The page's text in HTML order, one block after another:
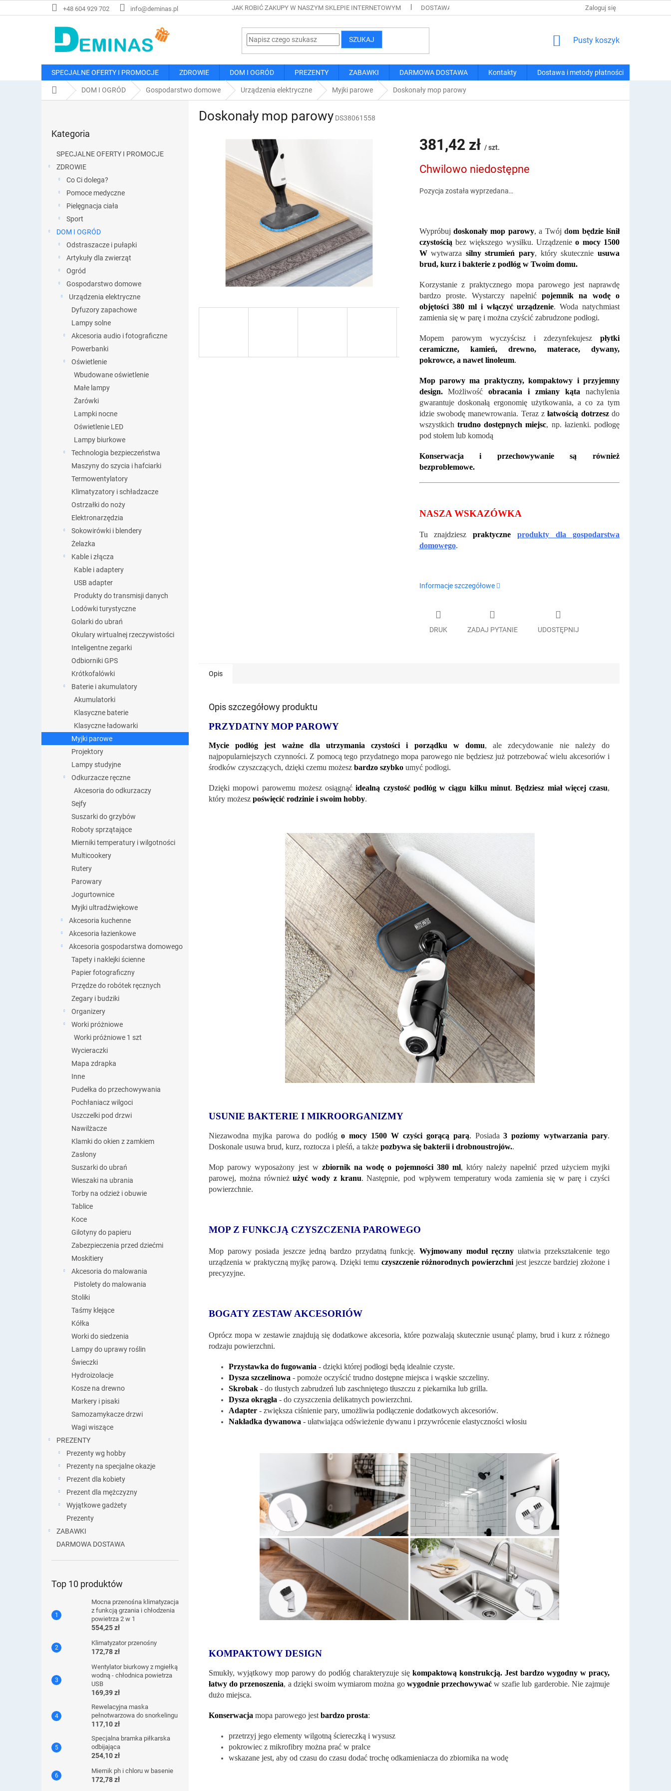
do
+48 604 929 702 info@deminas.pl JAK ROBIĆ ZAKUPY W NASZYM SKLEPIE INTERNETOWYM DOSTAWA I METODY PŁATNOŚCI REGULAMIN ZAKUPÓW
Zaloguj się
SZUKAJ KOSZYK
Pusty koszyk
SPECJALNE OFERTY I PROMOCJE ZDROWIE DOM I OGRÓD PREZENTY ZABAWKI DARMOWA DOSTAWA Kontakty Dostawa i metody płatności
Home DOM I OGRÓD Gospodarstwo domowe Urządzenia elektryczne Myjki parowe Doskonały mop parowy
kategorie
Kategoria
SPECJALNE OFERTY I PROMOCJE
ZDROWIE
Co Ci dolega?
Pomoce medyczne
Pielęgnacja ciała
Sport
DOM I OGRÓD
Odstraszacze i pułapki
Artykuły dla zwierząt
Ogród
Gospodarstwo domowe
Urządzenia elektryczne
Dyfuzory zapachowe
Lampy solne
Akcesoria audio i fotograficzne
Powerbanki
Oświetlenie
Wbudowane oświetlenie
Małe lampy
Żarówki
Lampki nocne
Oświetlenie LED
Lampy biurkowe
Technologia bezpieczeństwa
Maszyny do szycia i hafciarki
Termowentylatory
Klimatyzatory i schładzacze
Ostrzałki do noży
Elektronarzędzia
Sokowirówki i blendery
Żelazka
Kable i złącza
Kable i adaptery
USB adapter
Produkty do transmisji danych
Lodówki turystyczne
Golarki do ubrań
Okulary wirtualnej rzeczywistości
Inteligentne zegarki
Odbiorniki GPS
Krótkofalówki
Baterie i akumulatory
Akumulatorki
Klasyczne baterie
Klasyczne ładowarki
Myjki parowe
Projektory
Lampy studyjne
Odkurzacze ręczne
Akcesoria do odkurzaczy
Sejfy
Suszarki do grzybów
Roboty sprzątające
Mierniki temperatury i wilgotności
Multicookery
Rutery
Parowary
Jogurtownice
Myjki ultradźwiękowe
Akcesoria kuchenne
Akcesoria łazienkowe
Akcesoria gospodarstwa domowego
Tapety i naklejki ścienne
Papier fotograficzny
Przędze do robótek ręcznych
Zegary i budziki
Organizery
Worki próżniowe
Worki próżniowe 1 szt
Wycieraczki
Mapa zdrapka
Inne
Pudełka do przechowywania
Pochłaniacz wilgoci
Uszczelki pod drzwi
Nawilżacze
Klamki do okien z zamkiem
Zasłony
Suszarki do ubrań
Wieszaki na ubrania
Torby na odzież i obuwie
Tablice
Koce
Gilotyny do papieru
Zabezpieczenia przed dziećmi
Moskitiery
Akcesoria do malowania
Pistolety do malowania
Stoliki
Taśmy klejące
Kółka
Worki do siedzenia
Lampy do uprawy roślin
Świeczki
Hydroizolacje
Kosze na drewno
Markery i pisaki
Samozamykacze drzwi
Wagi wiszące
PREZENTY
Prezenty wg hobby
Prezenty na specjalne okazje
Prezent dla kobiety
Prezent dla mężczyzny
Wyjątkowe gadżety
Prezenty
ZABAWKI
DARMOWA DOSTAWA
Top 10 produktów
Mocna przenośna klimatyzacja
z funkcją grzania i chłodzenia
powietrza 2 w 1
554,25 zł
Klimatyzator przenośny
172,78 zł
Wentylator biurkowy z mgiełką
wodną - chłodnica powietrza
USB
169,39 zł
Rewelacyjna maska ​​
pełnotwarzowa do snorkelingu
117,10 zł
Specjalna bramka piłkarska
odbijająca
254,10 zł
Miernik ph i chloru w basenie
172,78 zł
Doskonały mop parowy DS38061558
381,42 zł / szt.
jednostkowa:
Chwilowo niedostępne
Pozycja została wyprzedana…
Wypróbuj doskonały mop parowy, a Twójdom będzie lśnił
czystościąbez większego wysiłku. Urządzenieo mocy 1500
Wwytwarza silny strumień pary, który skutecznieusuwa
brud, kurz i bakterie z podłóg w Twoim domu.
Korzystanie z praktycznego mopa parowego jest naprawdę
bardzo proste. Wystarczy napełnić pojemnik na wodę o
objętości 380 ml i włączyć urządzenie. Woda natychmiast
zamienia się w parę i można czyścić zabrudzone podłogi.
Mopem parowym wyczyścisz i zdezynfekujesz płytki
ceramiczne, kamień, drewno, materace, dywany,
pokrowce, a nawet linoleum.
Mop parowy ma praktyczny, kompaktowy i przyjemny
design.Możliwośćobracania i zmiany kąta nachylenia
gwarantuje doskonałą ergonomię użytkowania, a co za tym
idzie swobodę manewrowania. Teraz złatwością dotrzeszdo
wszystkich trudno dostępnych miejsc, np. łazienki. podłogę
pod stołem lub komodą
Konserwacja i przechowywanie są również
bezproblemowe.
NASZA WSKAZÓWKA
Tu znajdzieszpraktyczne
produkty dla gospodarstwa
domowego.
Informacje szczegółowe
DRUK ZADAJ PYTANIE UDOSTĘPNIJ
Opis
Opis szczegółowy produktu
PRZYDATNY MOP PAROWY
Mycie podłóg jest ważne dla utrzymania czystości i porządku w domu, ale zdecydowanie nie należy do
najpopularniejszych czynności. Z pomocą tego przydatnego mopa parowego nie będziesz już potrzebować wielu akcesoriów i
środków czyszczących, dzięki czemu możesz bardzo szybko umyć podłogi.
Dzięki mopowi parowemu możesz osiągnąćidealną czystość podłóg w ciągu kilku minut.Będziesz miał więcej czasu,
który możesz poświęcić rodzinie i swoim hobby.
USUNIE BAKTERIE I MIKROORGANIZMY
Niezawodna myjka parowa do podłógo mocy 1500 W czyści gorącą parą. Posiada3 poziomy wytwarzania pary.
Doskonale usuwa brud, kurz, roztocza i pleśń, a także pozbywa się bakterii i drobnoustrojów..
Mop parowy wyposażony jest w zbiornik na wodę o pojemności 380 ml, który należy napełnić przed użyciem myjki
parowej, można równieżużyć wody z kranu. Następnie, pod wpływem temperatury woda zamienia się w parę i czyści
powierzchnie.
MOP Z FUNKCJĄ CZYSZCZENIA PAROWEGO
Mop parowy posiada jeszcze jedną bardzo przydatną funkcję. Wyjmowany moduł ręczny ułatwia przekształcenie tego
urządzenia w praktyczną myjkę parową. Dzięki temu czyszczenie różnorodnych powierzchni jest jeszcze bardziej złożone i
precyzyjne.
BOGATY ZESTAW AKCESORIÓW
Oprócz mopa w zestawie znajdują się dodatkowe akcesoria, które pozwalają skutecznie usunąć plamy, brud i kurz z różnego
rodzaju powierzchni.
Przystawka do fugowania - dzięki której podłogi będą idealnie czyste.
Dysza szczelinowa - pomoże oczyścić trudno dostępne miejsca i wąskie szczeliny.
Skrobak - do tłustych zabrudzeń lub zaschniętego tłuszczu z piekarnika lub grilla.
Dysza okrągła - do czyszczenia delikatnych powierzchni.
Adapter - zwiększa ciśnienie pary, umożliwia podłączenie dodatkowych akcesoriów.
Nakładka dywanowa - ułatwiająca odświeżenie dywanu i przywrócenie elastyczności włosiu
KOMPAKTOWY DESIGN
Smukły, wyjątkowy mop parowy do podłóg charakteryzuje się kompaktową konstrukcją. Jest bardzo wygodny w pracy,
łatwy do przenoszenia, a dzięki swoim wymiarom można go wygodnie przechowywaćw szafie lub garderobie. Nie zajmuje
dużo miejsca.
Konserwacja mopa parowego jest bardzo prosta:
przetrzyj jego elementy wilgotną ściereczką i wysusz
pokrowiec z mikrofibry można prać w pralce
wskazane jest, aby od czasu do czasu dodać trochę odkamieniacza do zbiornika na wodę